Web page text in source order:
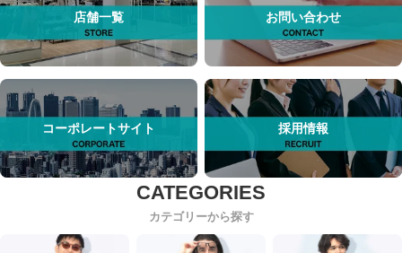
店舗一覧 お問い合わせ
コーポレートサイト 採用情報
カテゴリーから探す